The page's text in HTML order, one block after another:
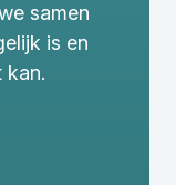
samen
is en
kan.